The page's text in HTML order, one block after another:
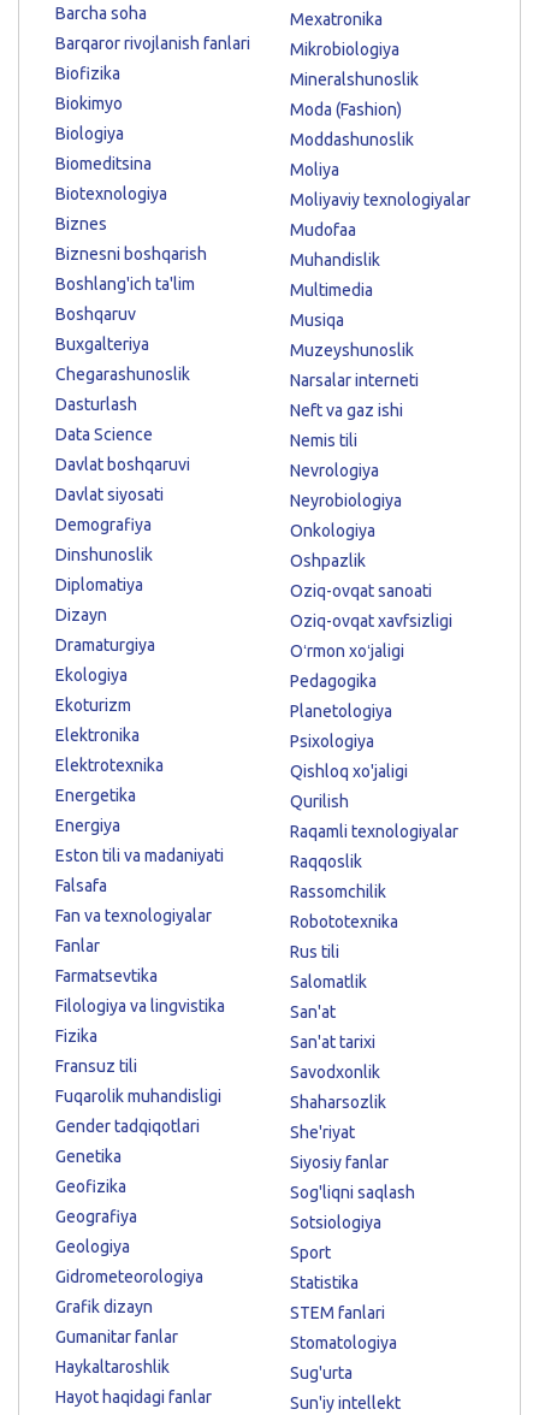
Barcha soha
Barqaror rivojlanish fanlari
Biofizika
Biokimyo
Biologiya
Biomeditsina
Biotexnologiya
Biznes
Biznesni boshqarish
Boshlang'ich ta'lim
Boshqaruv
Buxgalteriya
Chegarashunoslik
Dasturlash
Data Science
Davlat boshqaruvi
Davlat siyosati
Demografiya
Dinshunoslik
Diplomatiya
Dizayn
Dramaturgiya
Ekologiya
Ekoturizm
Elektronika
Elektrotexnika
Energetika
Energiya
Eston tili va madaniyati
Falsafa
Fan va texnologiyalar
Fanlar
Farmatsevtika
Filologiya va lingvistika
Fizika
Fransuz tili
Fuqarolik muhandisligi
Gender tadqiqotlari
Genetika
Geofizika
Geografiya
Geologiya
Gidrometeorologiya
Grafik dizayn
Gumanitar fanlar
Haykaltaroshlik
Hayot haqidagi fanlar
Mexatronika
Mikrobiologiya
Mineralshunoslik
Moda (Fashion)
Moddashunoslik
Moliya
Moliyaviy texnologiyalar
Mudofaa
Muhandislik
Multimedia
Musiqa
Muzeyshunoslik
Narsalar interneti
Neft va gaz ishi
Nemis tili
Nevrologiya
Neyrobiologiya
Onkologiya
Oshpazlik
Oziq-ovqat sanoati
Oziq-ovqat xavfsizligi
Oʻrmon xoʻjaligi
Pedagogika
Planetologiya
Psixologiya
Qishloq xo'jaligi
Qurilish
Raqamli texnologiyalar
Raqqoslik
Rassomchilik
Robototexnika
Rus tili
Salomatlik
San'at
San'at tarixi
Savodxonlik
Shaharsozlik
She'riyat
Siyosiy fanlar
Sog'liqni saqlash
Sotsiologiya
Sport
Statistika
STEM fanlari
Stomatologiya
Sug'urta
Sun'iy intellekt